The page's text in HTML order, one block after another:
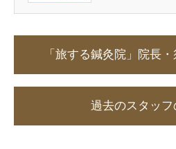
「旅する鍼灸院」院長
過去のスタッ